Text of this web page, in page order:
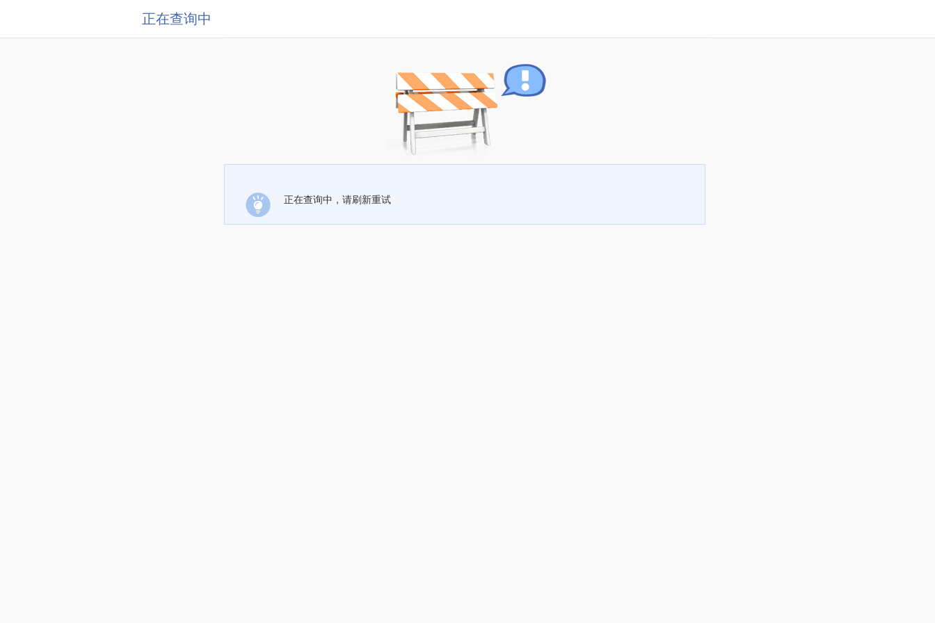
正在查询中
正在查询中，请刷新重试